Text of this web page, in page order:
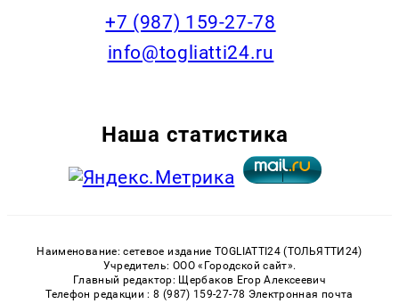
+7 (987) 159-27-78
info@togliatti24.ru
Наша статистика
Наименование: сетевое издание TOGLIATTI24 (ТОЛЬЯТТИ24)
Учредитель: ООО «Городской сайт».
Главный редактор: Щербаков Егор Алексеевич
Телефон редакции : 8 (987) 159-27-78 Электронная почта